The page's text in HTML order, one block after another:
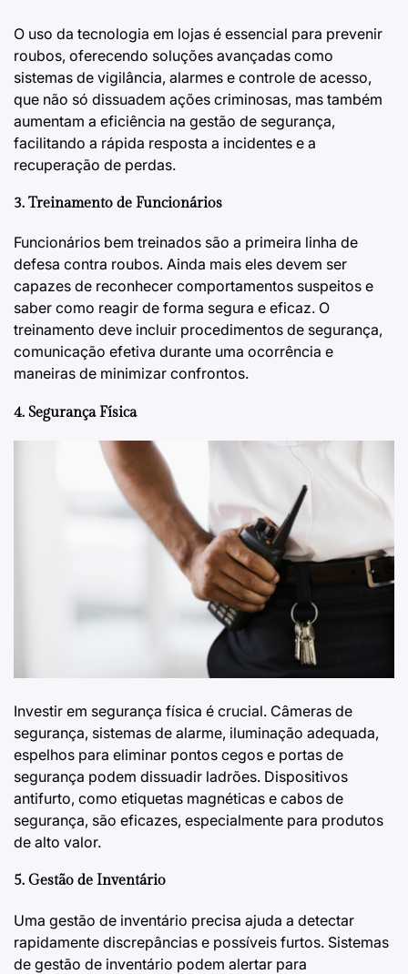
O uso da tecnologia em lojas é essencial para prevenir
roubos, oferecendo soluções avançadas como
sistemas de vigilância, alarmes e controle de acesso,
que não só dissuadem ações criminosas, mas também
aumentam a eficiência na gestão de segurança,
facilitando a rápida resposta a incidentes e a
recuperação de perdas.
3. Treinamento de Funcionários
Funcionários bem treinados são a primeira linha de
defesa contra roubos. Ainda mais eles devem ser
capazes de reconhecer comportamentos suspeitos e
saber como reagir de forma segura e eficaz. O
treinamento deve incluir procedimentos de segurança,
comunicação efetiva durante uma ocorrência e
maneiras de minimizar confrontos.
4. Segurança Física
Investir em segurança física é crucial. Câmeras de
segurança, sistemas de alarme, iluminação adequada,
espelhos para eliminar pontos cegos e portas de
segurança podem dissuadir ladrões. Dispositivos
antifurto, como etiquetas magnéticas e cabos de
segurança, são eficazes, especialmente para produtos
de alto valor.
5. Gestão de Inventário
Uma gestão de inventário precisa ajuda a detectar
rapidamente discrepâncias e possíveis furtos. Sistemas
de gestão de inventário podem alertar para